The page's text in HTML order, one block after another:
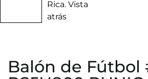
Balón de Fútbol